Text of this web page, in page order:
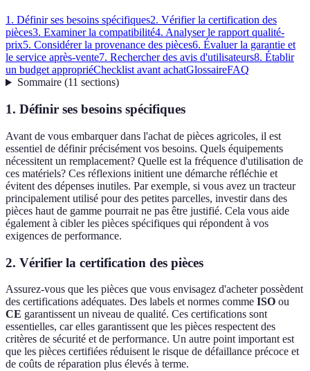
1. Définir ses besoins spécifiques2. Vérifier la certification des
pièces3. Examiner la compatibilité4. Analyser le rapport qualité-
prix5. Considérer la provenance des pièces6. Évaluer la garantie et
le service après-vente7. Rechercher des avis d'utilisateurs8. Établir
un budget appropriéChecklist avant achatGlossaireFAQ
Sommaire(11 sections)
1. Définir ses besoins spécifiques
Avant de vous embarquer dans l'achat de pièces agricoles, il est
essentiel de définir précisément vos besoins. Quels équipements
nécessitent un remplacement? Quelle est la fréquence d'utilisation de
ces matériels? Ces réflexions initient une démarche réfléchie et
évitent des dépenses inutiles. Par exemple, si vous avez un tracteur
principalement utilisé pour des petites parcelles, investir dans des
pièces haut de gamme pourrait ne pas être justifié. Cela vous aide
également à cibler les pièces spécifiques qui répondent à vos
exigences de performance.
2. Vérifier la certification des pièces
Assurez-vous que les pièces que vous envisagez d'acheter possèdent
des certifications adéquates. Des labels et normes comme ISO ou
CE garantissent un niveau de qualité. Ces certifications sont
essentielles, car elles garantissent que les pièces respectent des
critères de sécurité et de performance. Un autre point important est
que les pièces certifiées réduisent le risque de défaillance précoce et
de coûts de réparation plus élevés à terme.